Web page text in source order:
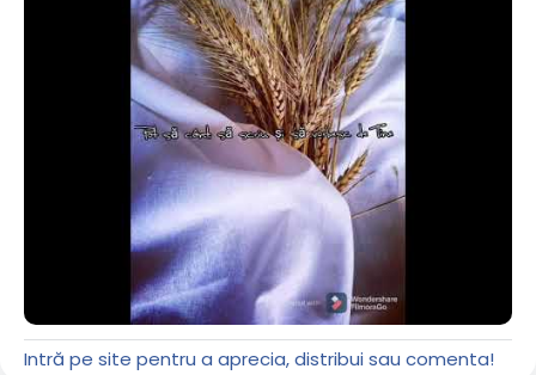
Intră pe site pentru a aprecia, distribui sau comenta!